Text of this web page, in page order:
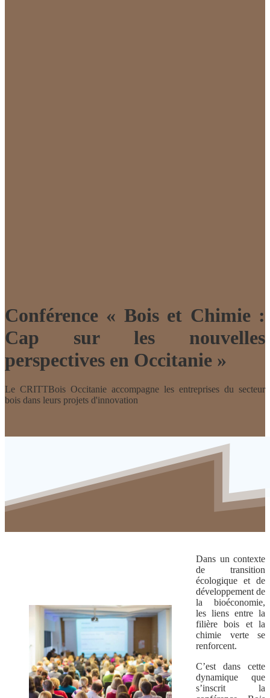
Conférence « Bois et Chimie :
Cap sur les nouvelles
perspectives en Occitanie »
Le CRITTBois Occitanie accompagne les entreprises du secteur
bois dans leurs projets d'innovation
Dans un contexte
de transition
écologique et de
développement de
la bioéconomie,
les liens entre la
filière bois et la
chimie verte se
renforcent.
C’est dans cette
dynamique que
s’inscrit la